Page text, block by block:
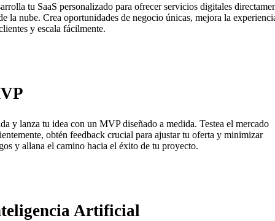
tu SaaS personalizado para ofrecer servicios digitales
la nube. Crea oportunidades de negocio únicas, mejora la
y escala fácilmente.
y lanza tu idea con un MVP diseñado a medida. Testea el mercado
obtén feedback crucial para ajustar tu oferta y minimizar
y allana el camino hacia el éxito de tu proyecto.
Artificial